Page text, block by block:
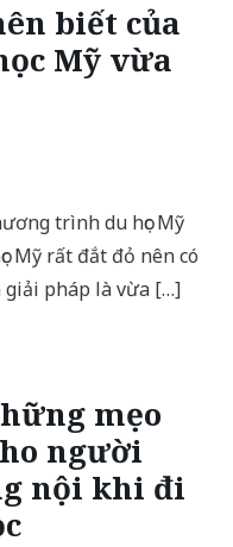
biết của
Mỹ vừa
trình du học Mỹ
Mỹ rất đắt đỏ nên có
giải pháp là vừa […]
mẹo
người
nội khi đi